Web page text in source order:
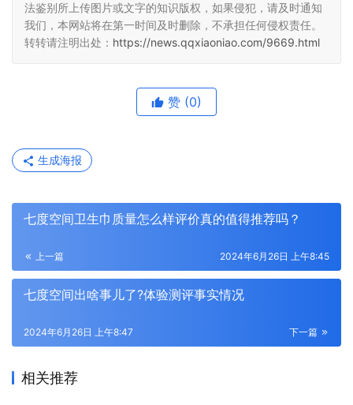
法鉴别所上传图片或文字的知识版权，如果侵犯，请及时通知
我们，本网站将在第一时间及时删除，不承担任何侵权责任。
转转请注明出处： https://news.qqxiaoniao.com/9669.html
赞 (0)
生成海报
七度空间卫生巾质量怎么样评价真的值得推荐吗？
上一篇 2024年6月26日 上午8:45
七度空间出啥事儿了?体验测评事实情况
下一篇
2024年6月26日 上午8:47
相关推荐